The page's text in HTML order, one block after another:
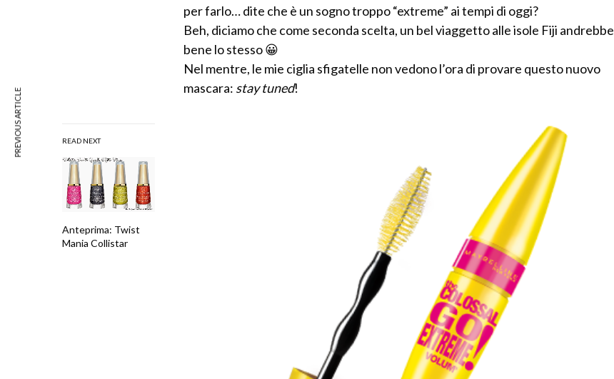
READ NEXT
Anteprima: Twist
Mania Collistar
per farlo… dite che è un sogno troppo “extreme” ai tempi di oggi?
Beh, diciamo che come seconda scelta, un bel viaggetto alle isole Fiji andrebbe
bene lo stesso 😀
Nel mentre, le mie ciglia sfigatelle non vedono l’ora di provare questo nuovo
mascara: stay tuned!
PREVIOUS ARTICLE